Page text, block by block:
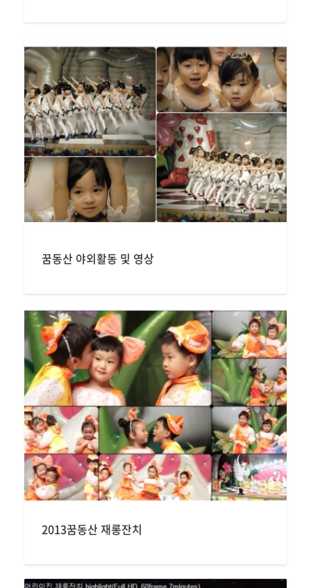
꿈동산 야외활동 및 영상
2013꿈동산 재롱잔치